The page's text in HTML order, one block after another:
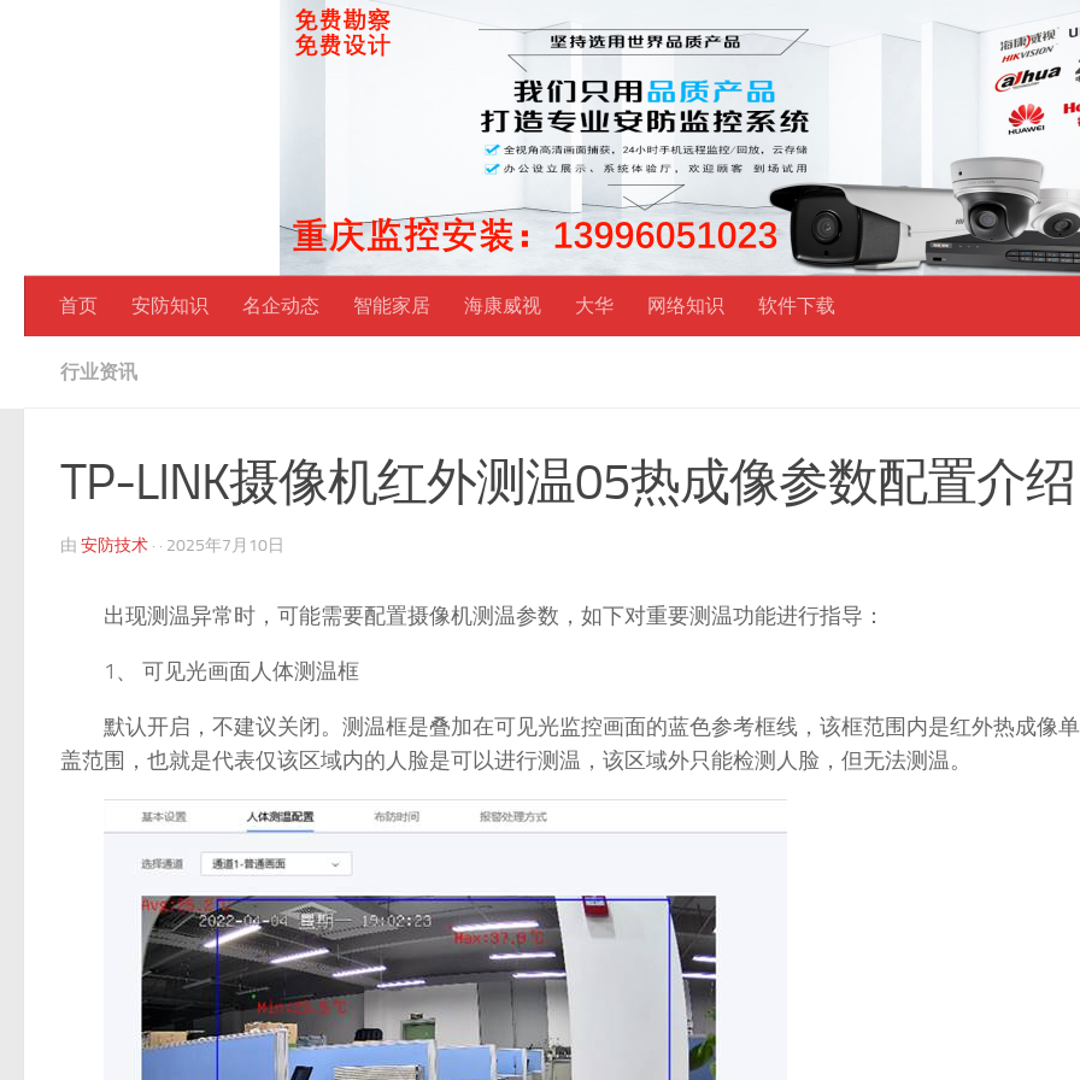
首页 安防知识 名企动态 智能家居 海康威视 大华 网络知识 软件下载
行业资讯
TP-LINK摄像机红外测温05热成像参数配置介绍
由 安防技术 · · 2025年7月10日
出现测温异常时，可能需要配置摄像机测温参数，如下对重要测温功能进行指导：
1、 可见光画面人体测温框
默认开启，不建议关闭。测温框是叠加在可见光监控画面的蓝色参考框线，该框范围内是红外热成像
盖范围，也就是代表仅该区域内的人脸是可以进行测温，该区域外只能检测人脸，但无法测温。